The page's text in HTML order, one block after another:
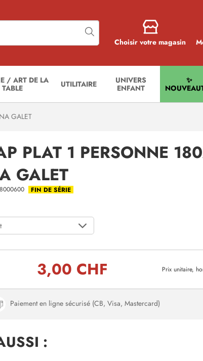
Choisir votre magasin
/ ART DE LA
TABLE
UTILITAIRE
UNIVERS
ENFANT
✨
GALET
PLAT 1 PERSONNE
GALET
FIN DE SÉRIE
3,00 CHF Prix unitaire,
Paiement en ligne sécurisé (CB, Visa, Mastercard)
: